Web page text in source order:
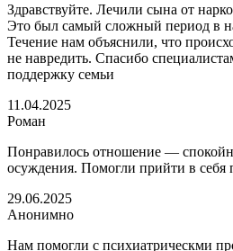
Здравствуйте. Лечили сына от
Это был самый сложный период в
Течение нам объяснили, что
не навредить. Спасибо
поддержку семьи
11.04.2025
Роман
Понравилось отношение —
осуждения. Помогли прийти в себя
29.06.2025
Анонимно
Нам помогли с психиатрическми